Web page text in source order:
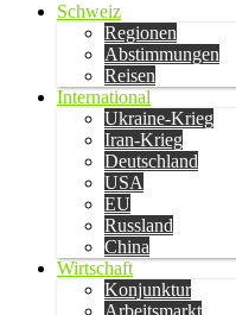
Schweiz
Regionen
Abstimmungen
Reisen
International
Ukraine-Krieg
Iran-Krieg
Deutschland
USA
EU
Russland
China
Wirtschaft
Konjunktur
Arbeitsmarkt